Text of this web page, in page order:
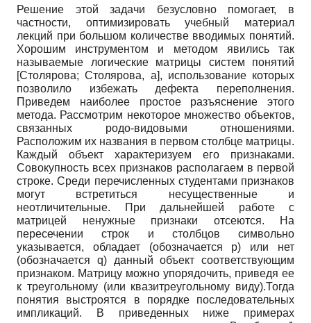
Решение этой задачи безусловно помогает, в
частности, оптимизировать учебный материал
лекций при большом количестве вводимых понятий.
Хорошим инструментом и методом явились так
называемые логические матрицы систем понятий
[Столярова;Столярова, а], использование которых
позволило избежать дефекта переполнения.
Приведем наиболее простое разъяснение этого
метода. Рассмотрим некоторое множество объектов,
связанных родо-видовыми отношениями.
Расположим их названия в первом столбце матрицы.
Каждый объект характеризуем его признаками.
Совокупность всех признаков располагаем в первой
строке. Среди перечисленных студентами признаков
могут встретиться несущественные и
неотличительные. При дальнейшей работе с
матрицей ненужные признаки отсеются. На
пересечении строк и столбцов символьно
указывается, обладает (обозначается p) или нет
(обозначается q) данный объект соответствующим
признаком. Матрицу можно упорядочить, приведя ее
к треугольному (или квазитреугольному виду).Тогда
понятия выстроятся в порядке последовательных
импликаций. В приведенных ниже примерах